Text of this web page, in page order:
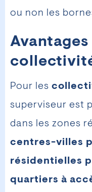
ou non les
Pour les
superviseur est
dans les zones
centres-villes
résidentielles
quartiers à